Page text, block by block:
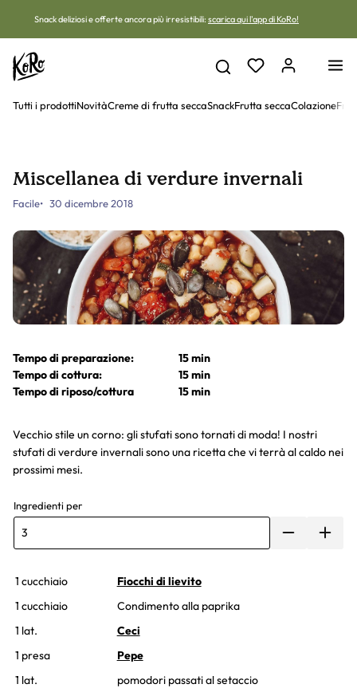
Snack deliziosi e offerte ancora più irresistibili: scarica qui l'app di KoRo!
Tutti i prodottiNovitàCreme di frutta seccaSnackFrutta seccaColazione
Miscellanea di verdure invernali
Facile 30 dicembre 2018
Tempo di preparazione:
15 min
Tempo di cottura:
15 min
Tempo di riposo/cottura
15 min
Vecchio stile un corno: gli stufati sono tornati di moda! I nostri
stufati di verdure invernali sono una ricetta che vi terrà al caldo nei
prossimi mesi.
Ingredienti per
1 cucchiaio
Fiocchi di lievito
1 cucchiaio
Condimento alla paprika
1 lat.
Ceci
1 presa
Pepe
1 lat.
pomodori passati al setaccio